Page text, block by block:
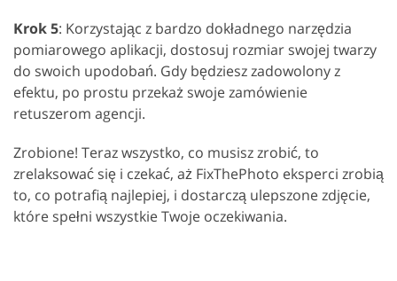
Krok 5: Korzystając z bardzo dokładnego narzędzia
pomiarowego aplikacji, dostosuj rozmiar swojej twarzy
do swoich upodobań. Gdy będziesz zadowolony z
efektu, po prostu przekaż swoje zamówienie
retuszerom agencji.
Zrobione! Teraz wszystko, co musisz zrobić, to
zrelaksować się i czekać, aż FixThePhoto eksperci zrobią
to, co potrafią najlepiej, i dostarczą ulepszone zdjęcie,
które spełni wszystkie Twoje oczekiwania.